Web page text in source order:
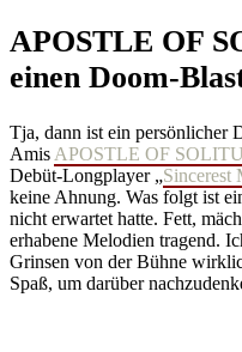
APOSTLE OF
einen Doom-
Tja, dann ist ein persönlicher
Amis APOSTLE OF
Debüt-Longplayer „Sincerest
keine Ahnung. Was folgt ist
nicht erwartet hatte. Fett,
erhabene Melodien tragend.
Grinsen von der Bühne
Spaß, um darüber